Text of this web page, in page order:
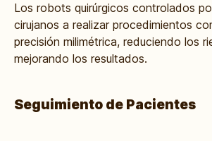
Los robots quirúrgicos controlados
cirujanos a realizar procedimientos
precisión milimétrica, reduciendo los
mejorando los resultados.
Seguimiento de Pacientes